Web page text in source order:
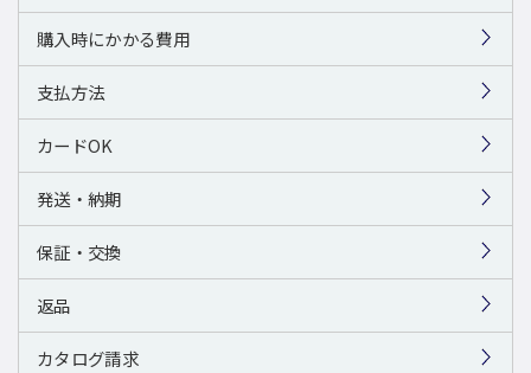
購入時にかかる費用
支払方法
カードOK
発送・納期
保証・交換
返品
カタログ請求